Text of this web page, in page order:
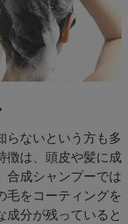
らないという方も多
徴は、頭皮や髪に成
合成シャンプーでは
毛をコーティングを
成分が残っていると